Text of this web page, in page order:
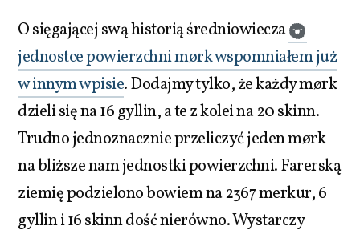
O sięgającej swą historią średniowiecza
jednostce powierzchni mørk wspomniałem już
w innym wpisie. Dodajmy tylko, że każdy mørk
dzieli się na 16 gyllin, a te z kolei na 20 skinn.
Trudno jednoznacznie przeliczyć jeden mørk
na bliższe nam jednostki powierzchni. Farerską
ziemię podzielono bowiem na 2367 merkur, 6
gyllin i 16 skinn dość nierówno. Wystarczy